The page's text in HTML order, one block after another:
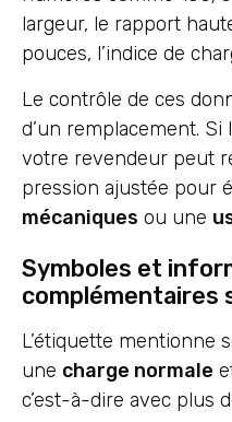
largeur, le rapport
pouces, l’indice de
Le contrôle de ces
d’un remplacement. Si
votre revendeur peut
pression ajustée pour
mécaniques ou une
Symboles et
complémentaires
L’étiquette mentionne
une charge normale
c’est-à-dire avec plus